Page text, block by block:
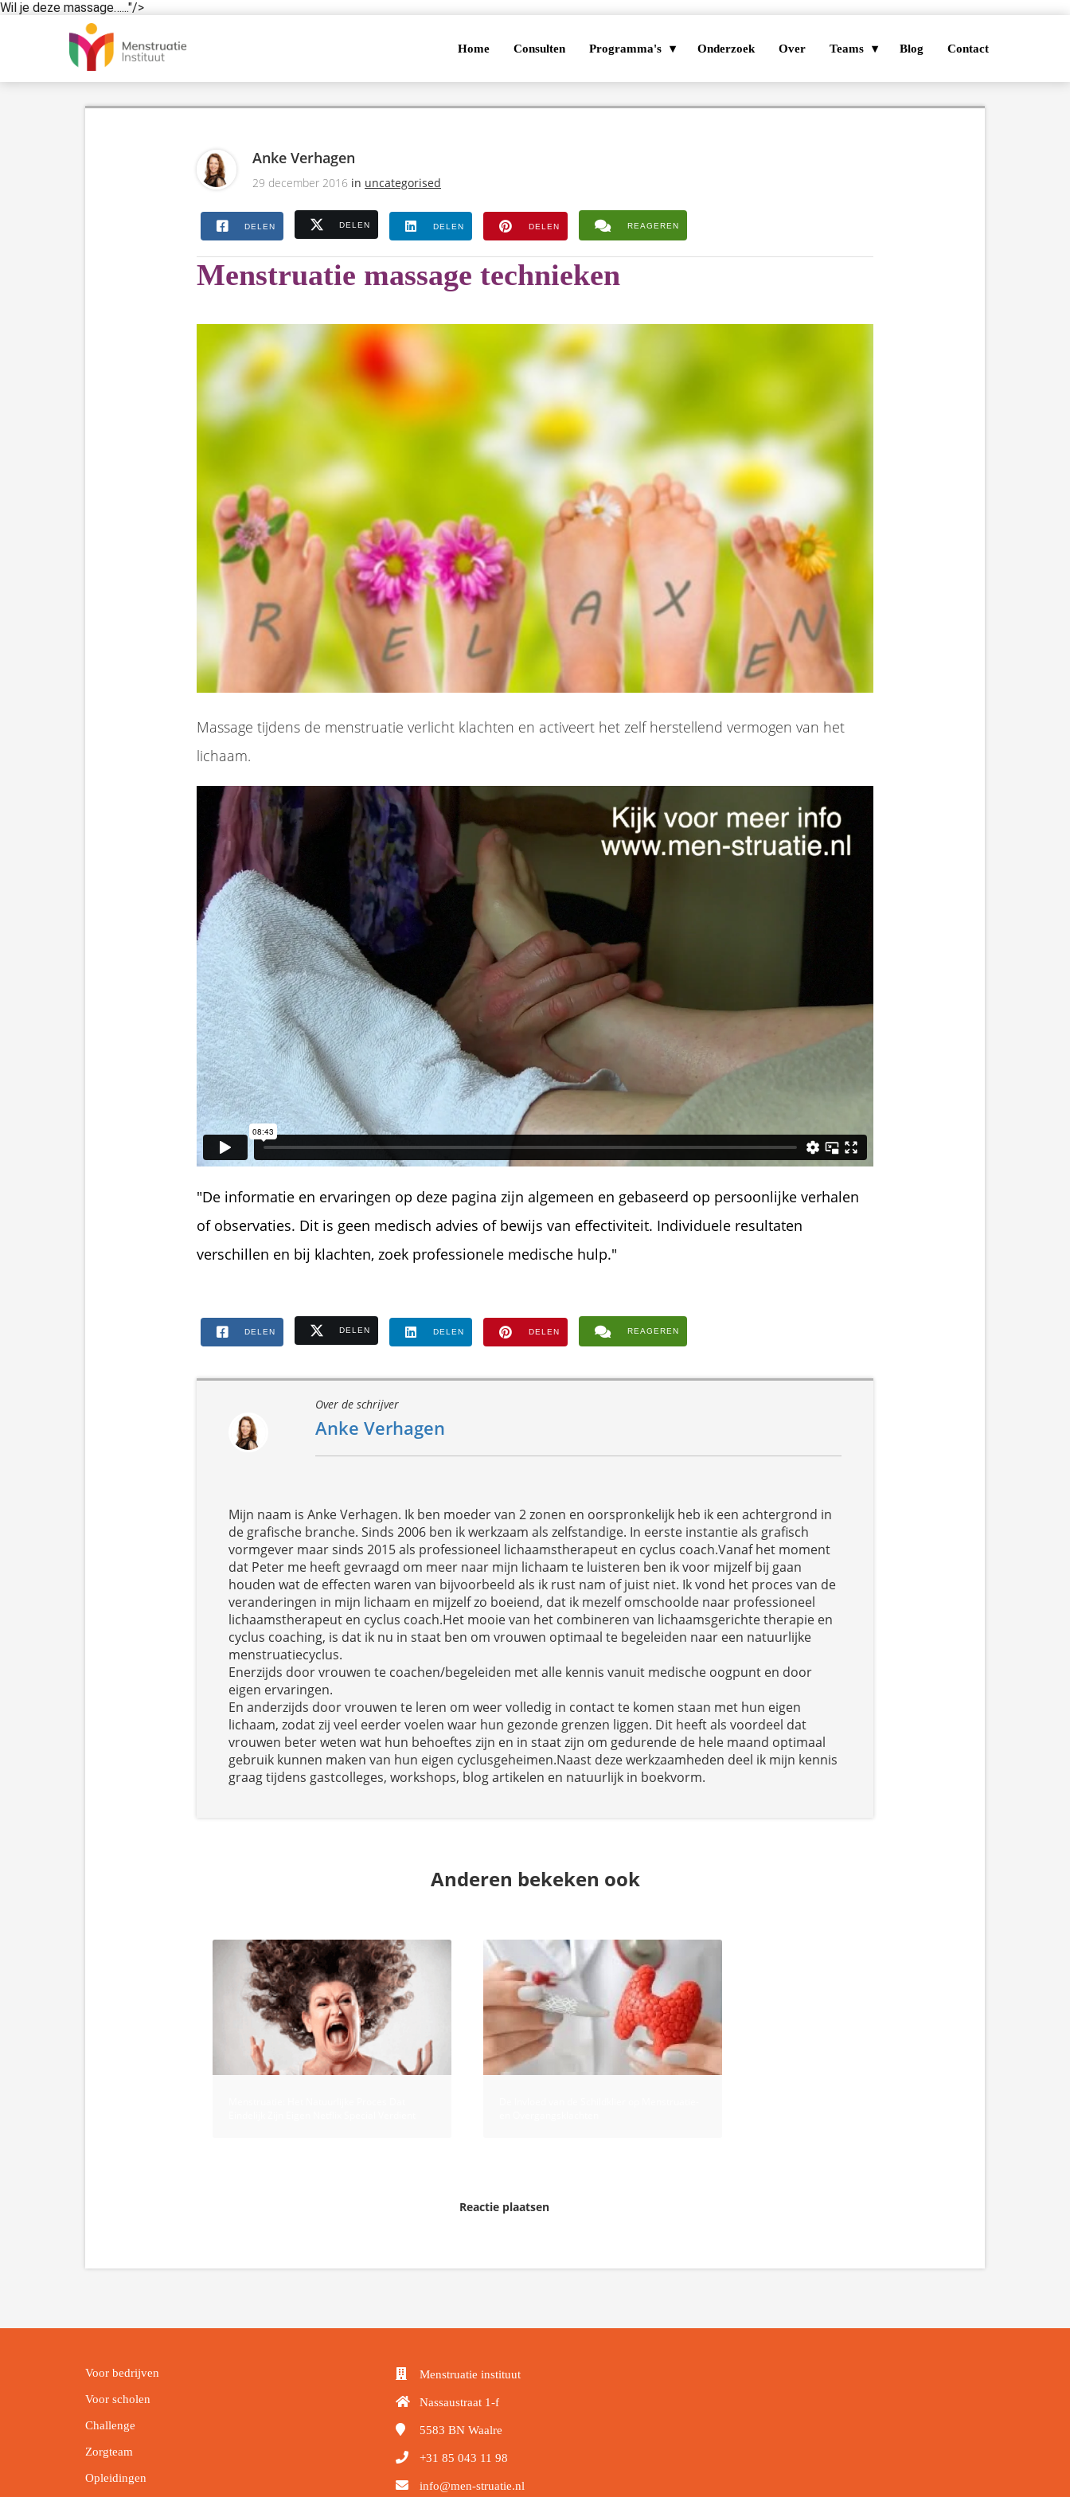
Wil je deze massage…..."/>
Home Consulten Programma's Onderzoek Over Teams Blog Contact
Anke Verhagen
29 december 2016 in uncategorised
DELEN DELEN DELEN DELEN REAGEREN
Menstruatie massage technieken
Massage tijdens de menstruatie verlicht klachten en activeert het zelf herstellend vermogen van het
lichaam.
"De informatie en ervaringen op deze pagina zijn algemeen en gebaseerd op persoonlijke verhalen
of observaties. Dit is geen medisch advies of bewijs van effectiviteit. Individuele resultaten
verschillen en bij klachten, zoek professionele medische hulp."
DELEN DELEN DELEN DELEN REAGEREN
Over de schrijver
Anke Verhagen
Mijn naam is Anke Verhagen. Ik ben moeder van 2 zonen en oorspronkelijk heb ik een achtergrond in
de grafische branche. Sinds 2006 ben ik werkzaam als zelfstandige. In eerste instantie als grafisch
vormgever maar sinds 2015 als professioneel lichaamstherapeut en cyclus coach.Vanaf het moment
dat Peter me heeft gevraagd om meer naar mijn lichaam te luisteren ben ik voor mijzelf bij gaan
houden wat de effecten waren van bijvoorbeeld als ik rust nam of juist niet. Ik vond het proces van de
veranderingen in mijn lichaam en mijzelf zo boeiend, dat ik mezelf omschoolde naar professioneel
lichaamstherapeut en cyclus coach.Het mooie van het combineren van lichaamsgerichte therapie en
cyclus coaching, is dat ik nu in staat ben om vrouwen optimaal te begeleiden naar een natuurlijke
menstruatiecyclus.
Enerzijds door vrouwen te coachen/begeleiden met alle kennis vanuit medische oogpunt en door
eigen ervaringen.
En anderzijds door vrouwen te leren om weer volledig in contact te komen staan met hun eigen
lichaam, zodat zij veel eerder voelen waar hun gezonde grenzen liggen. Dit heeft als voordeel dat
vrouwen beter weten wat hun behoeftes zijn en in staat zijn om gedurende de hele maand optimaal
gebruik kunnen maken van hun eigen cyclusgeheimen.Naast deze werkzaamheden deel ik mijn kennis
graag tijdens gastcolleges, workshops, blog artikelen en natuurlijk in boekvorm.
Anderen bekeken ook
Reactie plaatsen
Voor bedrijven
Voor scholen
Challenge
Zorgteam
Opleidingen
Menstruatie instituut
Nassaustraat 1-f
5583 BN Waalre
+31 85 043 11 98
info@men-struatie.nl